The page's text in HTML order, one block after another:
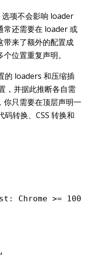
选项不会影响 loader
常还需要在 loader 或
带来了额外的配置成
位置重复声明。
的 loaders 和压缩插
，并据此推断各自需
你只需要在顶层声明一
码转换、CSS 转换和
Chrome >= 100'
,